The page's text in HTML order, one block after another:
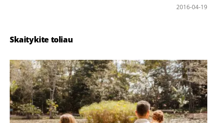
2016-04-19
Skaitykite toliau